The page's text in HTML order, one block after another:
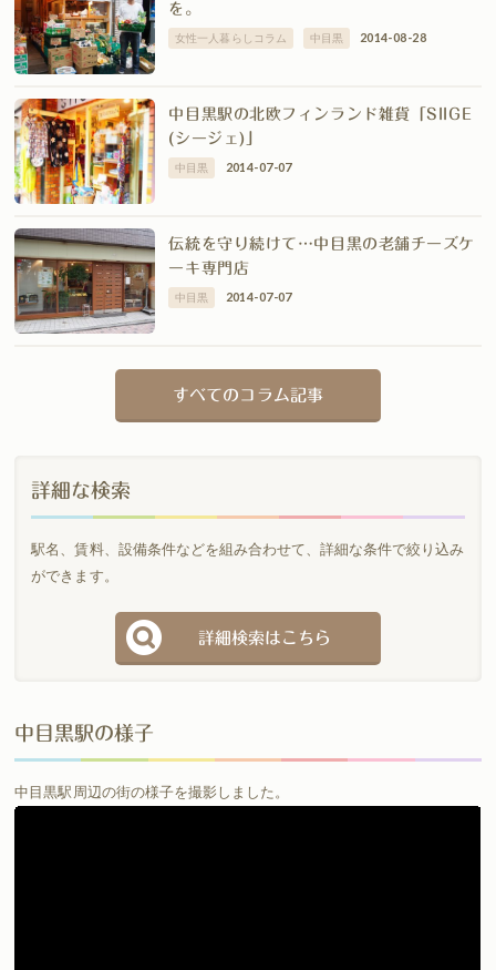
を。
女性一人暮らしコラム 中目黒 2014-08-28
中目黒駅の北欧フィンランド雑貨「SIIGE
(シージェ)」
中目黒 2014-07-07
伝統を守り続けて…中目黒の老舗チーズケ
ーキ専門店
中目黒 2014-07-07
すべてのコラム記事
詳細な検索
駅名、賃料、設備条件などを組み合わせて、詳細な条件で絞り込み
ができます。
詳細検索はこちら
中目黒駅の様子
中目黒駅周辺の街の様子を撮影しました。